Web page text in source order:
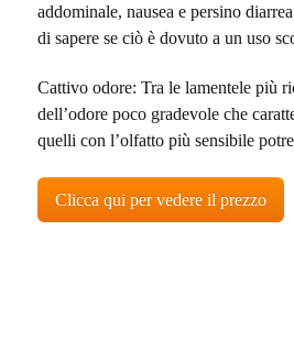
addominale, nausea e persino
di sapere se ciò è dovuto a un uso
Cattivo odore: Tra le lamentele più
dell’odore poco gradevole che
quelli con l’olfatto più sensibile
Clicca qui per vedere il prezzo